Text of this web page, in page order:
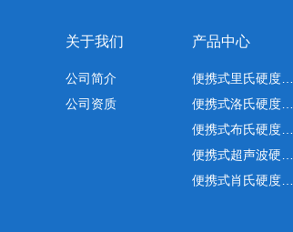
关于我们
公司简介
公司资质
产品中心
便携式里氏硬度…
便携式洛氏硬度…
便携式布氏硬度…
便携式超声波硬…
便携式肖氏硬度…